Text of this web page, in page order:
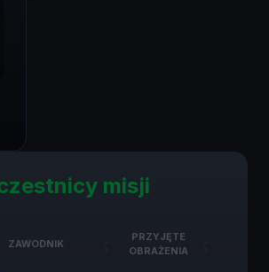
misji
ZAWODNIK
PRZYJĘTE
OBRAŻENIA